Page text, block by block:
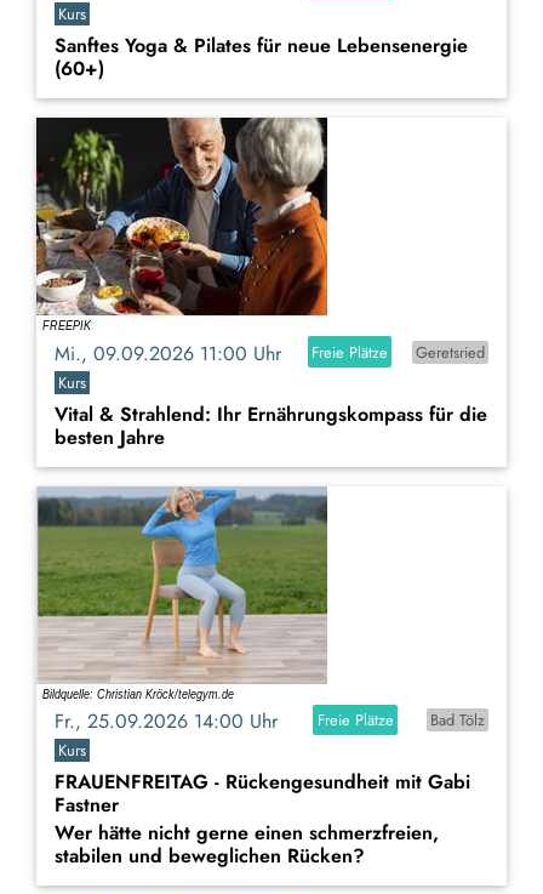
Kurs
Sanftes Yoga & Pilates für neue Lebensenergie
(60+)
Mi., 09.09.2026 11:00 Uhr Freie Plätze
Geretsried
Kurs
Vital & Strahlend: Ihr Ernährungskompass für die
besten Jahre
Fr., 25.09.2026 14:00 Uhr Freie Plätze
Bad Tölz
Kurs
FRAUENFREITAG - Rückengesundheit mit Gabi
Fastner
Wer hätte nicht gerne einen schmerzfreien,
stabilen und beweglichen Rücken?